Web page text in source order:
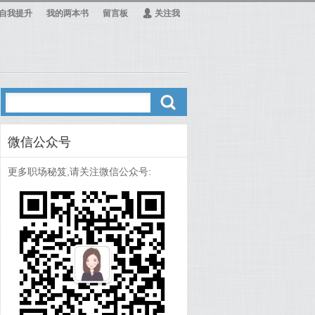
我提升 我的两本书 留言板 Ą 关注我
ő
微信公众号
更多职场秘笈,请关注微信公众号: